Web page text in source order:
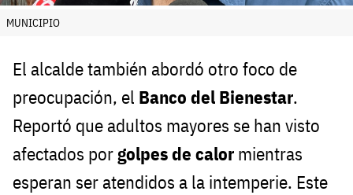
MUNICIPIO
El alcalde también abordó otro foco de
preocupación, el Banco del Bienestar.
Reportó que adultos mayores se han visto
afectados porgolpes de calor mientras
esperan ser atendidos a la intemperie. Este